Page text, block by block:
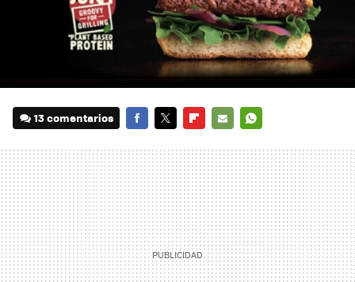
13 comentarios
MAIL